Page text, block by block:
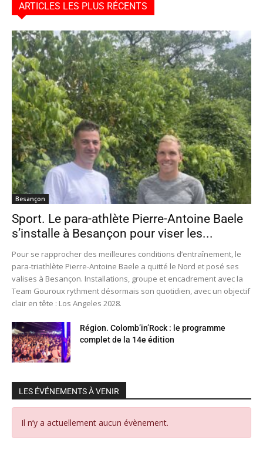
ARTICLES LES PLUS RÉCENTS
Besançon
Sport. Le para-athlète Pierre-Antoine Baele
s’installe à Besançon pour viser les...
Pour se rapprocher des meilleures conditions d’entraînement, le
para-triathlète Pierre-Antoine Baele a quitté le Nord et posé ses
valises à Besançon. Installations, groupe et encadrement avec la
Team Gouroux rythment désormais son quotidien, avec un objectif
clair en tête : Los Angeles 2028.
Région. Colomb’in’Rock : le programme
complet de la 14e édition
LES ÉVÉNEMENTS À VENIR
Il n’y a actuellement aucun évènement.